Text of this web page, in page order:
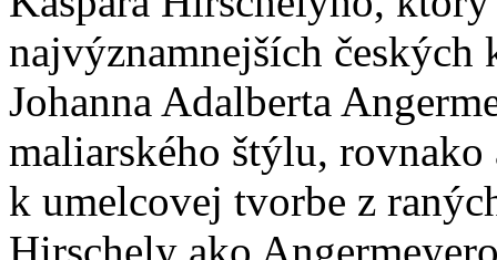
najvýznamnejších
Johanna Adalberta
maliarského štýlu,
k umelcovej tvorbe z